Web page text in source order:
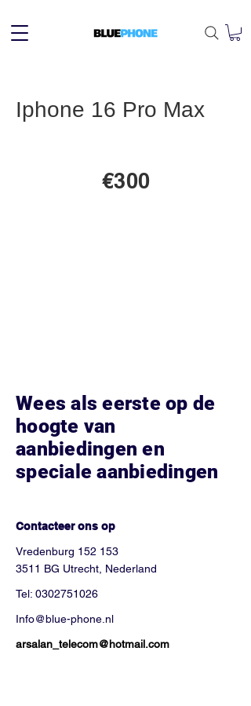
Iphone 16 Pro Max
€300
Wees als eerste op de
hoogte van
aanbiedingen en
speciale aanbiedingen
Contacteer ons op
Vredenburg 152 153
3511 BG Utrecht, Nederland
Tel: 0302751026
Info@blue-phone.nl
arsalan_telecom@hotmail.com